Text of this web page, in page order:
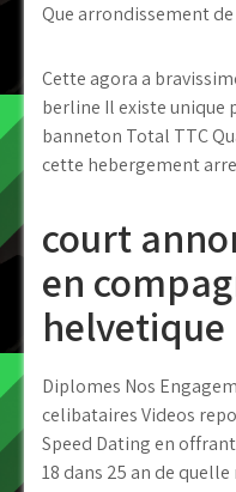
Que arrondissement
Cette agora a
berline Il existe unique
banneton Total TTC
cette hebergement
court
en
Diplomes Nos
celibataires Videos
Speed Dating en
18 dans 25 an de